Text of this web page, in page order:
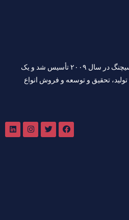
شرکت فناوری ساینده‌های هنان سیچنگ در سال ۲۰۰۹ تأسیس شد و یک
تحقیق و توسعه و فروش انواع